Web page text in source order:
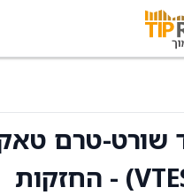
שורט-טרם